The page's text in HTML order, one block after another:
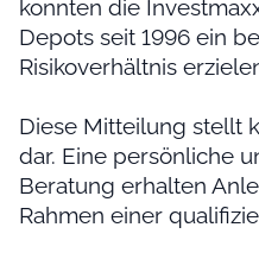
konnten die
Depots seit 1996 ein
Risikoverhältnis
Diese Mitteilung stellt
dar. Eine persönliche
Beratung erhalten
Rahmen einer